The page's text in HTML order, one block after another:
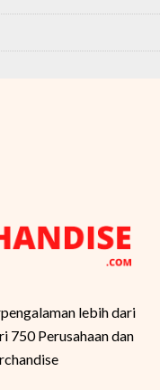
lebih dari
750 Perusahaan dan